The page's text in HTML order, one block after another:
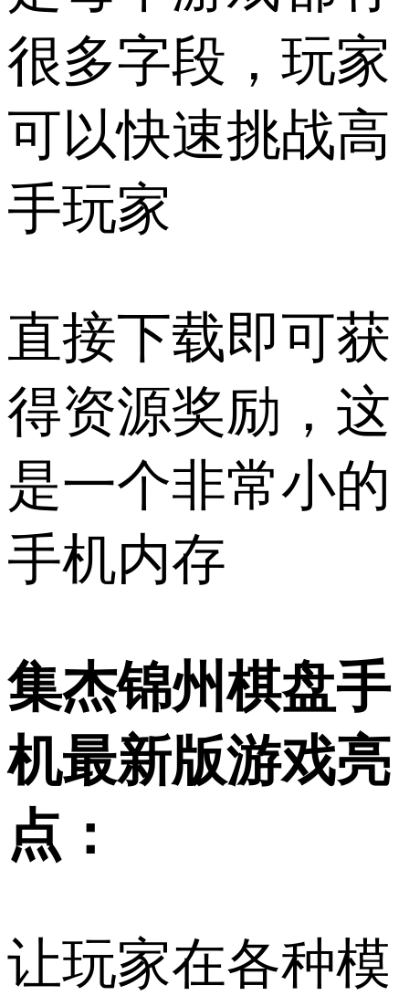
很多字段，玩家
可以快速挑战高
手玩家
直接下载即可获
得资源奖励，这
是一个非常小的
手机内存
集杰锦州棋盘手
机最新版游戏亮
点：
让玩家在各种模